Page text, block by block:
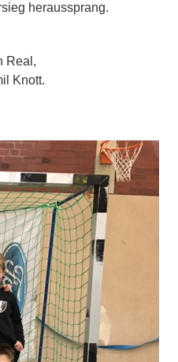
heraussprang.
Real,
Knott.